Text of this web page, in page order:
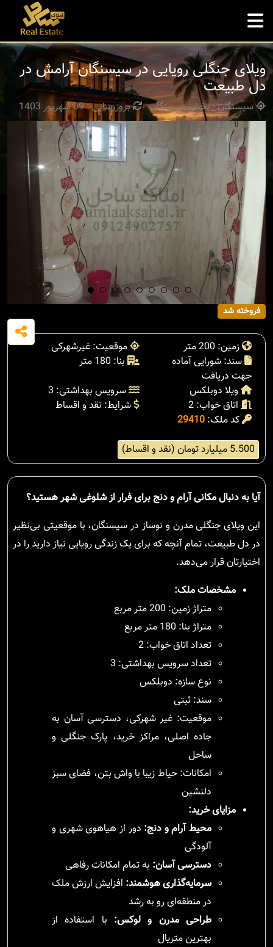
ویلای جنگلی رویایی در سیسنگان آرامش در
دل طبیعت
سیسنگان - بخش سیسنگان بروزرسانی : 09 شهریور 1403
فروخته شد
زمین: 200 متر
موقعیت: غیرشهرکی
سند: شورایی آماده
جهت دریافت
بنا: 180 متر
ویلا دوبلکس
سرویس بهداشتی: 3
اتاق خواب: 2
شرایط: نقد و اقساط
کد ملک: 29410
5.500 میلیارد تومان (نقد و اقساط)
آیا به دنبال مکانی آرام و دنج برای فرار از شلوغی شهر هستید؟
این ویلای جنگلی مدرن و نوساز در سیسنگان، با موقعیتی بی‌نظیر
در دل طبیعت، تمام آنچه که برای یک زندگی رویایی نیاز دارید را در
اختیارتان قرار می‌دهد.
مشخصات ملک:
متراژ زمین: 200 متر مربع
متراژ بنا: 180 متر مربع
تعداد اتاق خواب: 2
تعداد سرویس بهداشتی: 3
نوع سازه: دوبلکس
سند: ثبتی
موقعیت: غیر شهرکی، دسترسی آسان به
جاده اصلی، مراکز خرید، پارک جنگلی و
ساحل
امکانات: حیاط زیبا با واش بتن، فضای سبز
دلنشین
مزایای خرید:
محیط آرام و دنج: دور از هیاهوی شهری و
آلودگی
دسترسی آسان: به تمام امکانات رفاهی
سرمایه‌گذاری هوشمند: افزایش ارزش ملک
در منطقه‌ای رو به رشد
طراحی مدرن و لوکس: با استفاده از
بهترین متریال